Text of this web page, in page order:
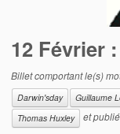
12 Février
Billet comportant le(s)
Darwin'sday
Guillaume
Thomas Huxley
et